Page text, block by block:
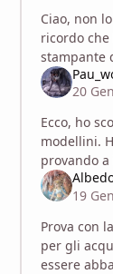
Ciao, non
ricordo
stampante
vantaggio
ruvide non
20
Ecco, ho
modellini.
provando
cartone e
19
Prova con
per gli
essere